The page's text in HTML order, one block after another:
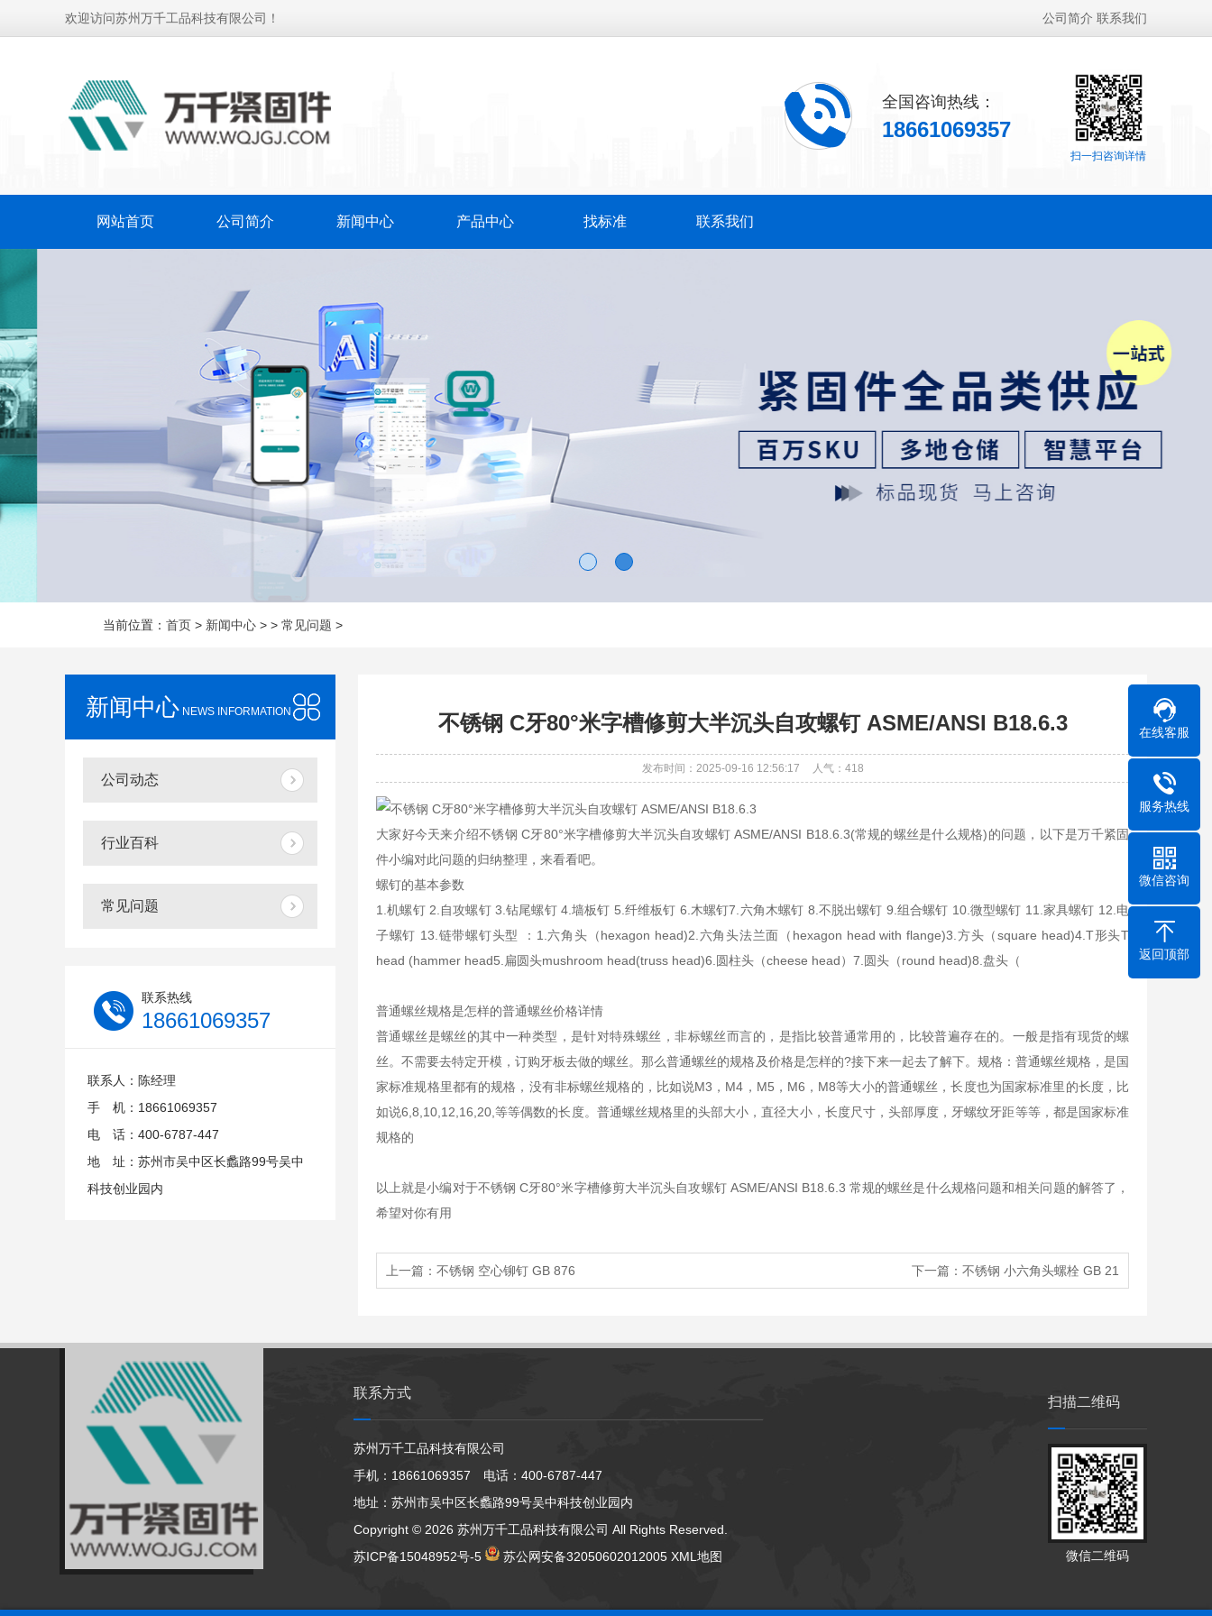
欢迎访问苏州万千工品科技有限公司！ 公司简介 联系我们
扫一扫咨询详情
全国咨询热线：
18661069357
网站首页 公司简介 新闻中心 产品中心 找标准 联系我们
当前位置： 首页 > 新闻中心 > > 常见问题 >
新闻中心 NEWS INFORMATION
公司动态
行业百科
常见问题
联系热线
18661069357
联系人：陈经理
手 机：18661069357
电 话：400-6787-447
地 址：苏州市吴中区长蠡路99号吴中
科技创业园内
不锈钢 C牙80°米字槽修剪大半沉头自攻螺钉 ASME/ANSI B18.6.3
发布时间：2025-09-16 12:56:17 人气： 418
大家好今天来介绍不锈钢 C牙80°米字槽修剪大半沉头自攻螺钉 ASME/ANSI B18.6.3(常规的螺丝是什么规格)的问题，以下是万千紧固
件小编对此问题的归纳整理，来看看吧。
螺钉的基本参数
1.机螺钉 2.自攻螺钉 3.钻尾螺钉 4.墙板钉 5.纤维板钉 6.木螺钉7.六角木螺钉 8.不脱出螺钉 9.组合螺钉 10.微型螺钉 11.家具螺钉 12.电
子螺钉 13.链带螺钉头型 ：1.六角头（hexagon head)2.六角头法兰面（hexagon head with flange)3.方头（square head)4.T形头T
head (hammer head5.扁圆头mushroom head(truss head)6.圆柱头（cheese head）7.圆头（round head)8.盘头（
普通螺丝规格是怎样的普通螺丝价格详情
普通螺丝是螺丝的其中一种类型，是针对特殊螺丝，非标螺丝而言的，是指比较普通常用的，比较普遍存在的。一般是指有现货的螺
丝。不需要去特定开模，订购牙板去做的螺丝。那么普通螺丝的规格及价格是怎样的?接下来一起去了解下。规格：普通螺丝规格，是国
家标准规格里都有的规格，没有非标螺丝规格的，比如说M3，M4，M5，M6，M8等大小的普通螺丝，长度也为国家标准里的长度，比
如说6,8,10,12,16,20,等等偶数的长度。普通螺丝规格里的头部大小，直径大小，长度尺寸，头部厚度，牙螺纹牙距等等，都是国家标准
规格的
以上就是小编对于不锈钢 C牙80°米字槽修剪大半沉头自攻螺钉 ASME/ANSI B18.6.3 常规的螺丝是什么规格问题和相关问题的解答了，
希望对你有用
上一篇： 不锈钢 空心铆钉 GB 876 下一篇： 不锈钢 小六角头螺栓 GB 21
联系方式
苏州万千工品科技有限公司
手机：18661069357 电话：400-6787-447
地址：苏州市吴中区长蠡路99号吴中科技创业园内
Copyright © 2026 苏州万千工品科技有限公司 All Rights Reserved.
苏ICP备15048952号-5
苏公网安备32050602012005 XML地图
扫描二维码
微信二维码
在线客服
服务热线
微信咨询
返回顶部